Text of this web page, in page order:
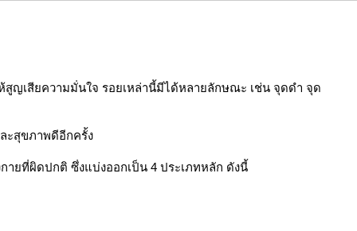
ญเสียความมั่นใจ รอยเหล่านี้มีได้หลายลักษณะ เช่น จุดดำ จุด
ะสุขภาพดีอีกครั้ง
ายที่ผิดปกติ ซึ่งแบ่งออกเป็น 4 ประเภทหลัก ดังนี้